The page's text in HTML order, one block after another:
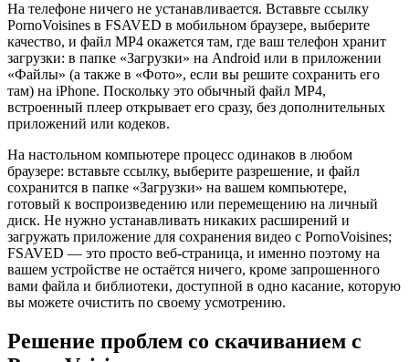
На телефоне ничего не устанавливается. Вставьте ссылку
PornoVoisines в FSAVED в мобильном браузере, выберите
качество, и файл MP4 окажется там, где ваш телефон хранит
загрузки: в папке «Загрузки» на Android или в приложении
«Файлы» (а также в «Фото», если вы решите сохранить его
там) на iPhone. Поскольку это обычный файл MP4,
встроенный плеер открывает его сразу, без дополнительных
приложений или кодеков.
На настольном компьютере процесс одинаков в любом
браузере: вставьте ссылку, выберите разрешение, и файл
сохранится в папке «Загрузки» на вашем компьютере,
готовый к воспроизведению или перемещению на личный
диск. Не нужно устанавливать никаких расширений и
загружать приложение для сохранения видео с PornoVoisines;
FSAVED — это просто веб-страница, и именно поэтому на
вашем устройстве не остаётся ничего, кроме запрошенного
вами файла и библиотеки, доступной в одно касание, которую
вы можете очистить по своему усмотрению.
Решение проблем со скачиванием с